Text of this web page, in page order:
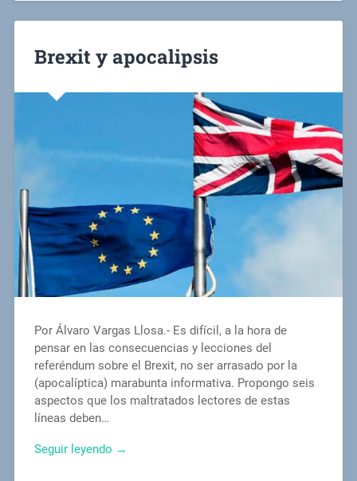
Brexit y apocalipsis
Por Álvaro Vargas Llosa.- Es difícil, a la hora de
pensar en las consecuencias y lecciones del
referéndum sobre el Brexit, no ser arrasado por la
(apocalíptica) marabunta informativa. Propongo seis
aspectos que los maltratados lectores de estas
líneas deben…
Seguir leyendo →